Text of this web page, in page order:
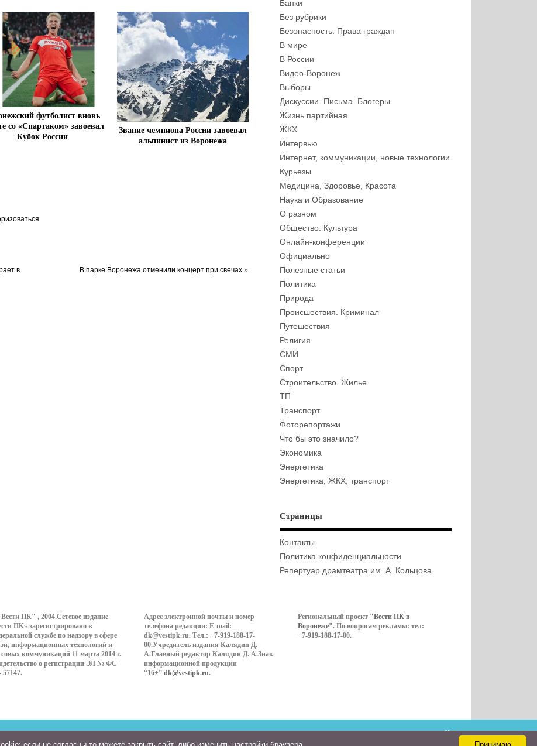
футболист вновь
со «Спартаком» завоевал
Кубок России
Звание чемпиона России завоевал
альпинист из Воронежа
в
В парке Воронежа отменили концерт при свечах »
Банки
Без рубрики
Безопасность. Права граждан
В мире
В России
Видео-Воронеж
Выборы
Дискуссии. Письма. Блогеры
Жизнь партийная
ЖКХ
Интервью
Интернет, коммуникации, новые технологии
Курьезы
Медицина, Здоровье, Красота
Наука и Образование
О разном
Общество. Культура
Онлайн-конференции
Официально
Полезные статьи
Политика
Природа
Происшествия. Криминал
Путешествия
Религия
СМИ
Спорт
Строительство. Жилье
ТП
Транспорт
Фоторепортажи
Что бы это значило?
Экономика
Энергетика
Энергетика, ЖКХ, транспорт
Страницы
Контакты
Политика конфиденциальности
Репертуар драмтеатра им. А. Кольцова
ПК" , 2004.Сетевое издание
ПК» зарегистрировано в
службе по надзору в сфере
информационных технологий и
коммуникаций 11 марта 2014 г.
о регистрации ЭЛ № ФС
57147.
Адрес электронной почты и номер
телефона редакции: E-mail:
dk@vestipk.ru. Тел.: +7-919-188-17-
00.Учредитель издания Калядин Д.
А.Главный редактор Калядин Д. А.Знак
информационной продукции
“16+” dk@vestipk.ru.
Региональный проект "Вести ПК в
Воронеже". По вопросам рекламы: тел:
+7-919-188-17-00.
Контакты